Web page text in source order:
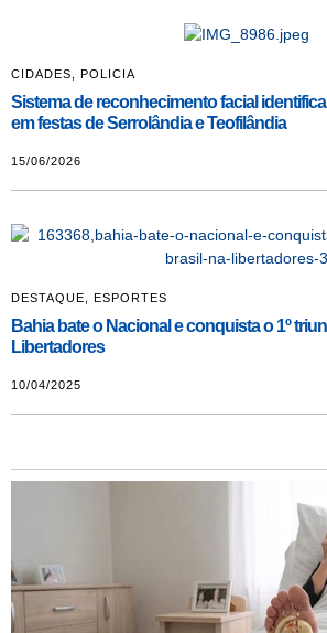
CIDADES POLICIA
Sistema de reconhecimento facial
em festas de Serrolândia e Teofilândia
15/06/2026
DESTAQUE ESPORTES
Bahia bate o Nacional e conquista o 1º
Libertadores
10/04/2025